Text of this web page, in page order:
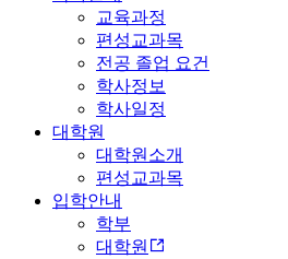
교육과정
편성교과목
전공 졸업 요건
학사정보
학사일정
대학원
대학원소개
편성교과목
입학안내
학부
대학원